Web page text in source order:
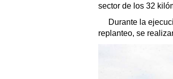
sector de los 32
Durante la
replanteo, se